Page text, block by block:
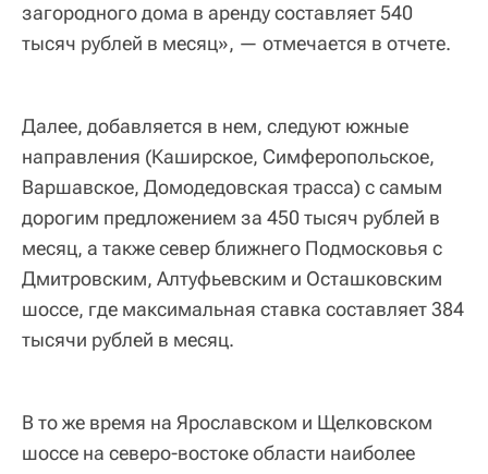
загородного дома в аренду составляет 540
тысяч рублей в месяц», — отмечается в отчете.
Далее, добавляется в нем, следуют южные
направления (Каширское, Симферопольское,
Варшавское, Домодедовская трасса) с самым
дорогим предложением за 450 тысяч рублей в
месяц, а также север ближнего Подмосковья с
Дмитровским, Алтуфьевским и Осташковским
шоссе, где максимальная ставка составляет 384
тысячи рублей в месяц.
В то же время на Ярославском и Щелковском
шоссе на северо-востоке области наиболее